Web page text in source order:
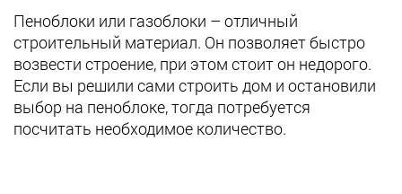
Пеноблоки или газоблоки – отличный
строительный материал. Он позволяет быстро
возвести строение, при этом стоит он недорого.
Если вы решили сами строить дом и остановили
выбор на пеноблоке, тогда потребуется
посчитать необходимое количество.